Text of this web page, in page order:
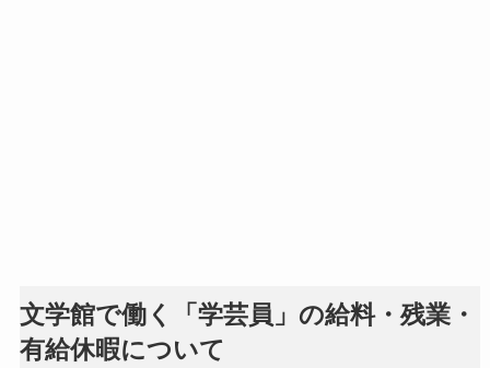
文学館で働く「学芸員」の給料・残業・
有給休暇について